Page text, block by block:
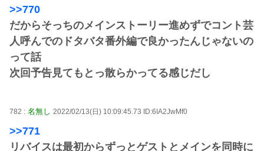
>>770
だからそっちのメインストーリー進めずでコント芸
人呼んでのドタバタ番外編で良かったんじゃないの
って話
次回予告見てもとっ散らかってる感じだし
782 : 名無し 2022/02/13(日) 10:09:45.73 ID:6IA2JwMf0
>>771
リバイスは最初からずっとゲストとメインを同時に